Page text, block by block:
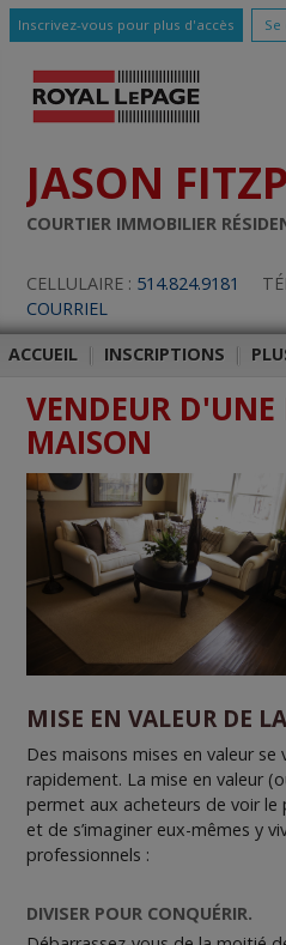
Inscrivez-vous pour plus d'accès
JASON
COURTIER IMMOBILIER
CELLULAIRE : 514.824.9181
COURRIEL
ACCUEIL INSCRIPTIONS
VENDEUR D'UNE
MAISON
MISE EN VALEUR DE
Des maisons mises en valeur se
rapidement. La mise en valeur
permet aux acheteurs de voir
et de s’imaginer eux-mêmes y
professionnels :
DIVISER POUR CONQUÉRIR.